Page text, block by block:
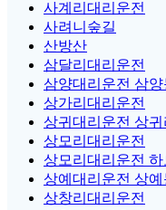
사계리대리운전
사려니숲길
산방산
삼달리대리운전
삼양대리운전 삼양
상가리대리운전
상귀대리운전 상귀
상모리대리운전
상모리대리운전
상예대리운전 상예
상창리대리운전